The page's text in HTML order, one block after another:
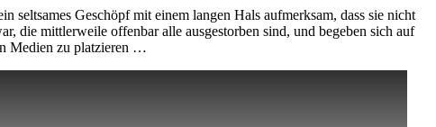
seltsames Geschöpf mit einem langen Hals aufmerksam, dass sie nicht
die mittlerweile offenbar alle ausgestorben sind, und begeben sich auf
Medien zu platzieren …